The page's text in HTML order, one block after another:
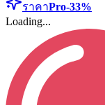
ราคาPro-33%
Loading...